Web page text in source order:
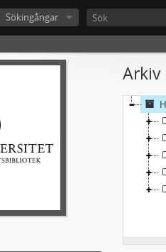
Sökingångar
Arkiv